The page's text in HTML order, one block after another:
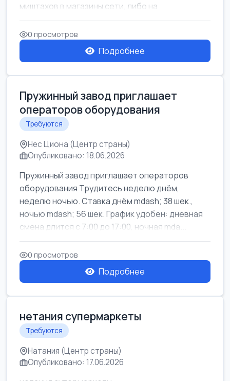
миштахов в магазины сети, либо на...
0 просмотров
Подробнее
Пружинный завод приглашает
операторов оборудования
Требуются
Нес Циона (Центр страны)
Опубликовано: 18.06.2026
Пружинный завод приглашает операторов
оборудования Трудитесь неделю днём,
неделю ночью. Ставка днём mdash; 38 шек.,
ночью mdash; 56 шек. График удобен: дневная
смена длится с 7:00 до 17:00, ночная mda...
0 просмотров
Подробнее
нетания супермаркеты
Требуются
Натания (Центр страны)
Опубликовано: 17.06.2026